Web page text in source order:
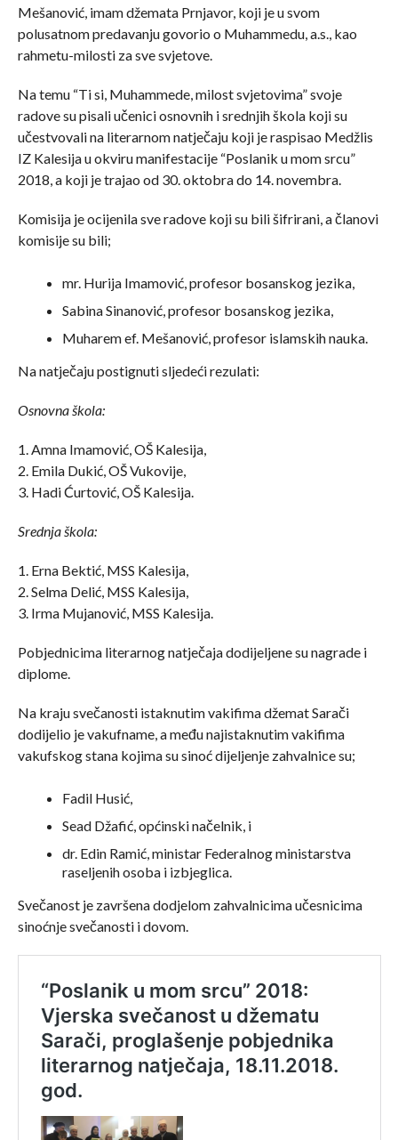
Mešanović, imam džemata Prnjavor, koji je u svom
polusatnom predavanju govorio o Muhammedu, a.s., kao
rahmetu-milosti za sve svjetove.
Na temu “Ti si, Muhammede, milost svjetovima” svoje
radove su pisali učenici osnovnih i srednjih škola koji su
učestvovali na literarnom natječaju koji je raspisao Medžlis
IZ Kalesija u okviru manifestacije “Poslanik u mom srcu”
2018, a koji je trajao od 30. oktobra do 14. novembra.
Komisija je ocijenila sve radove koji su bili šifrirani, a članovi
komisije su bili;
mr. Hurija Imamović, profesor bosanskog jezika,
Sabina Sinanović, profesor bosanskog jezika,
Muharem ef. Mešanović, profesor islamskih nauka.
Na natječaju postignuti sljedeći rezulati:
Osnovna škola:
1. Amna Imamović, OŠ Kalesija,
2. Emila Dukić, OŠ Vukovije,
3. Hadi Ćurtović, OŠ Kalesija.
Srednja škola:
1. Erna Bektić, MSS Kalesija,
2. Selma Delić, MSS Kalesija,
3. Irma Mujanović, MSS Kalesija.
Pobjednicima literarnog natječaja dodijeljene su nagrade i
diplome.
Na kraju svečanosti istaknutim vakifima džemat Sarači
dodijelio je vakufname, a među najistaknutim vakifima
vakufskog stana kojima su sinoć dijeljenje zahvalnice su;
Fadil Husić,
Sead Džafić, općinski načelnik, i
dr. Edin Ramić, ministar Federalnog ministarstva
raseljenih osoba i izbjeglica.
Svečanost je završena dodjelom zahvalnicima učesnicima
sinoćnje svečanosti i dovom.